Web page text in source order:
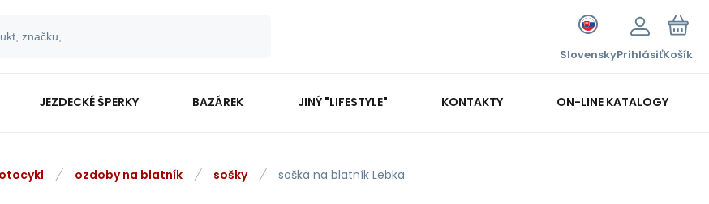
SlovenskyPrihlásiťKošík
JEZDECKÉ ŠPERKY BAZÁREK JINÝ "LIFESTYLE" KONTAKTY ON-LINE KATALOGY
ozdoby na blatník sošky soška na blatník Lebka